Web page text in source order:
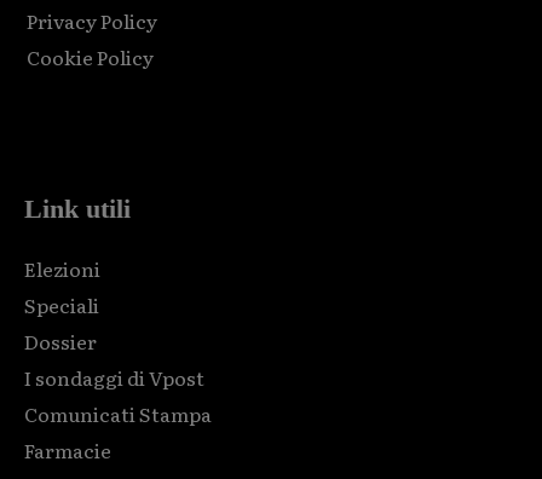
Privacy Policy
Cookie Policy
Link utili
Elezioni
Speciali
Dossier
I sondaggi di Vpost
Comunicati Stampa
Farmacie